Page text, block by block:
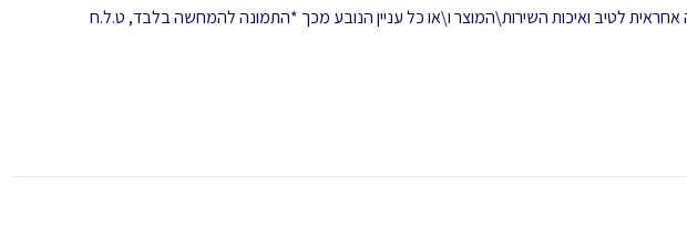
לטיב ואיכות השירות\המוצר ו\או כל עניין הנובע מכך *התמונה להמחשה בלבד, ט.ל.ח